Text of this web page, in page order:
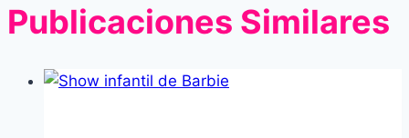
Publicaciones Similares